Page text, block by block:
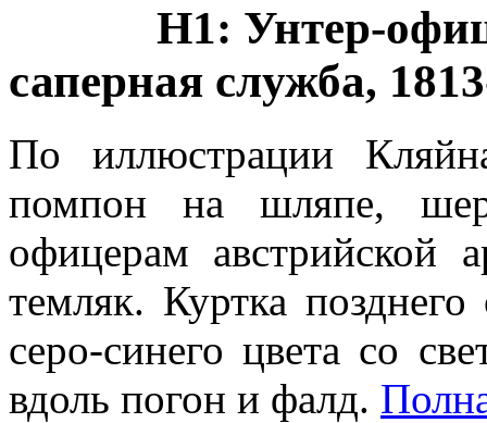
H1: Унтер-
саперная служба,
По иллюстрации
помпон на шляпе,
офицерам австрийской
темляк. Куртка позднего
серо-синего цвета со
вдоль погон и фалд.